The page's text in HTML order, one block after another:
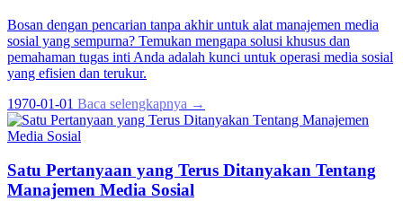
Bosan dengan pencarian tanpa akhir untuk alat manajemen media
sosial yang sempurna? Temukan mengapa solusi khusus dan
pemahaman tugas inti Anda adalah kunci untuk operasi media sosial
yang efisien dan terukur.
1970-01-01 Baca selengkapnya →
Satu Pertanyaan yang Terus Ditanyakan Tentang
Manajemen Media Sosial